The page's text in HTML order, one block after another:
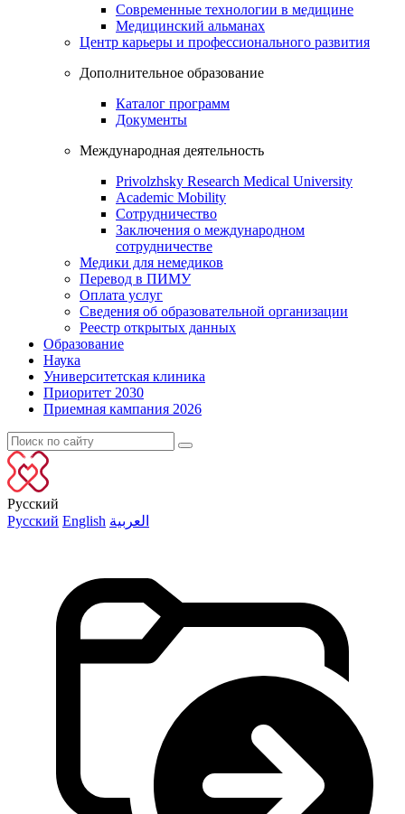
Современные технологии в медицине
Медицинский альманах
Центр карьеры и профессионального развития
Дополнительное образование
Каталог программ
Документы
Международная деятельность
Privolzhsky Research Medical University
Academic Mobility
Сотрудничество
Заключения о международном
сотрудничестве
Медики для немедиков
Перевод в ПИМУ
Оплата услуг
Сведения об образовательной организации
Реестр открытых данных
Образование
Наука
Университетская клиника
Приоритет 2030
Приемная кампания 2026
Русский
Русский English العربية